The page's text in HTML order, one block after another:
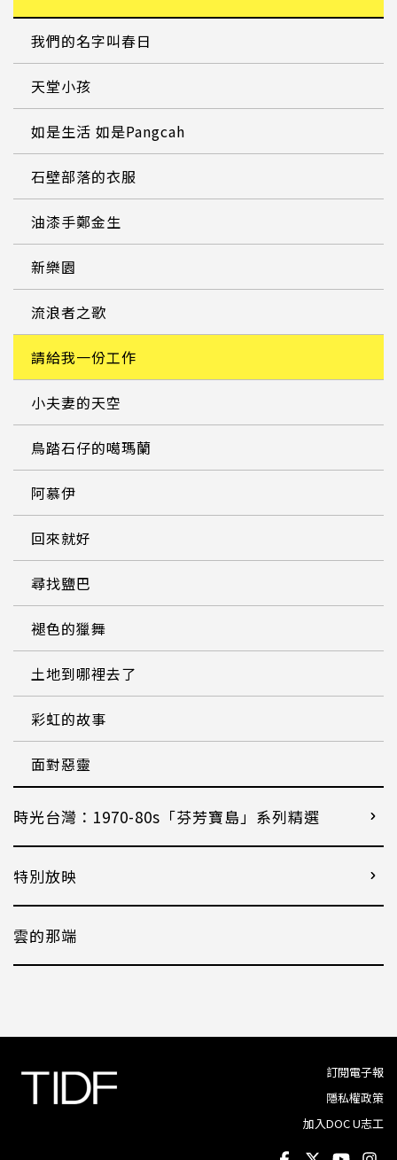
我們的名字叫春日
天堂小孩
如是生活 如是Pangcah
石壁部落的衣服
油漆手鄭金生
新樂園
流浪者之歌
請給我一份工作
小夫妻的天空
鳥踏石仔的噶瑪蘭
阿慕伊
回來就好
尋找鹽巴
褪色的獵舞
土地到哪裡去了
彩虹的故事
面對惡靈
時光台灣：1970-80s「芬芳寶島」系列精選
特別放映
雲的那端
訂閱電子報
隱私權政策
加入DOC U志工